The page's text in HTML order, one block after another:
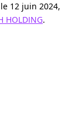
12 juin 2024,
HOLDING.